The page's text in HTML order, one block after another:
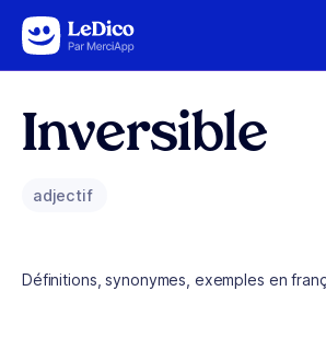
Aller au contenu
Inversible
adjectif
Définitions, synonymes, exemples en